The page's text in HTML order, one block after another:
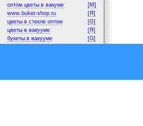
оптом цветы в вакуме
[M]
www.buket-shop.ru
[Я]
цветы в стекле оптом
[G]
цветы в вакууме
[Я]
букеты в вакууме
[G]